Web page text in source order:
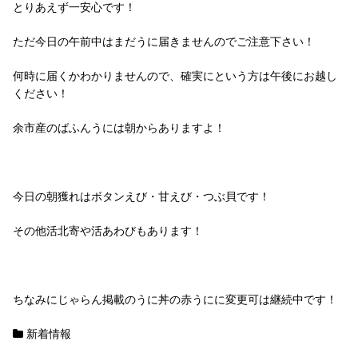
とりあえず一安心です！
ただ今日の午前中はまだうに届きませんのでご注意下さい！
何時に届くかわかりませんので、確実にという方は午後にお越し
ください！
余市産のばふんうには朝からありますよ！
今日の朝獲れはボタンえび・甘えび・つぶ貝です！
その他活北寄や活あわびもあります！
ちなみにじゃらん掲載のうに丼の赤うにに変更可は継続中です！
新着情報